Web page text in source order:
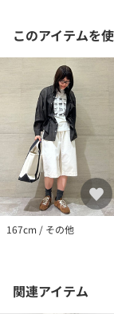
ウェア・ブランド。
このアイテムを
167cm / その他
関連アイテム